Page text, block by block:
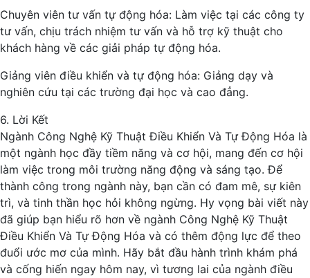
Chuyên viên tư vấn tự động hóa: Làm việc tại các công ty
tư vấn, chịu trách nhiệm tư vấn và hỗ trợ kỹ thuật cho
khách hàng về các giải pháp tự động hóa.
Giảng viên điều khiển và tự động hóa: Giảng dạy và
nghiên cứu tại các trường đại học và cao đẳng.
6. Lời Kết
Ngành Công Nghệ Kỹ Thuật Điều Khiển Và Tự Động Hóa là
một ngành học đầy tiềm năng và cơ hội, mang đến cơ hội
làm việc trong môi trường năng động và sáng tạo. Để
thành công trong ngành này, bạn cần có đam mê, sự kiên
trì, và tinh thần học hỏi không ngừng. Hy vọng bài viết này
đã giúp bạn hiểu rõ hơn về ngành Công Nghệ Kỹ Thuật
Điều Khiển Và Tự Động Hóa và có thêm động lực để theo
đuổi ước mơ của mình. Hãy bắt đầu hành trình khám phá
và cống hiến ngay hôm nay, vì tương lai của ngành điều